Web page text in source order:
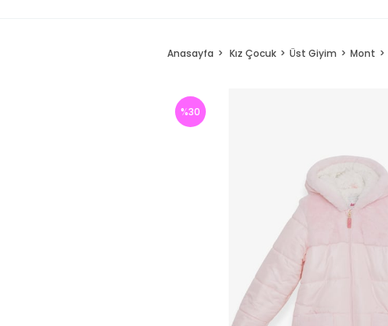
Anasayfa Kız Çocuk Üst Giyim Mont
%30